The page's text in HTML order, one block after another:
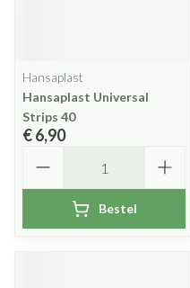
Hansaplast
Hansaplast Universal
Strips 40
€ 6,90
Bestel